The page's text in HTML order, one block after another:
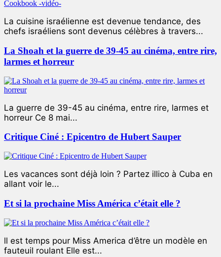
La cuisine israélienne est devenue tendance, des
chefs israéliens sont devenus célèbres à travers...
La Shoah et la guerre de 39-45 au cinéma, entre rire,
larmes et horreur
La guerre de 39-45 au cinéma, entre rire, larmes et
horreur Ce 8 mai...
Critique Ciné : Epicentro de Hubert Sauper
Les vacances sont déjà loin ? Partez illico à Cuba en
allant voir le...
Et si la prochaine Miss América c’était elle ?
ll est temps pour Miss America d’être un modèle en
fauteuil roulant Elle est...